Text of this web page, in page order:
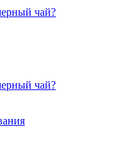
чай?
чай?